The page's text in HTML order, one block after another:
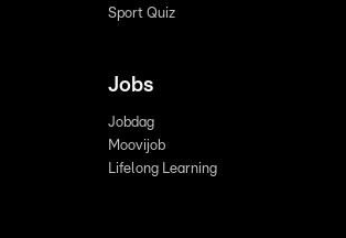
Sport Quiz
Jobs
Jobdag
Moovijob
Lifelong Learning